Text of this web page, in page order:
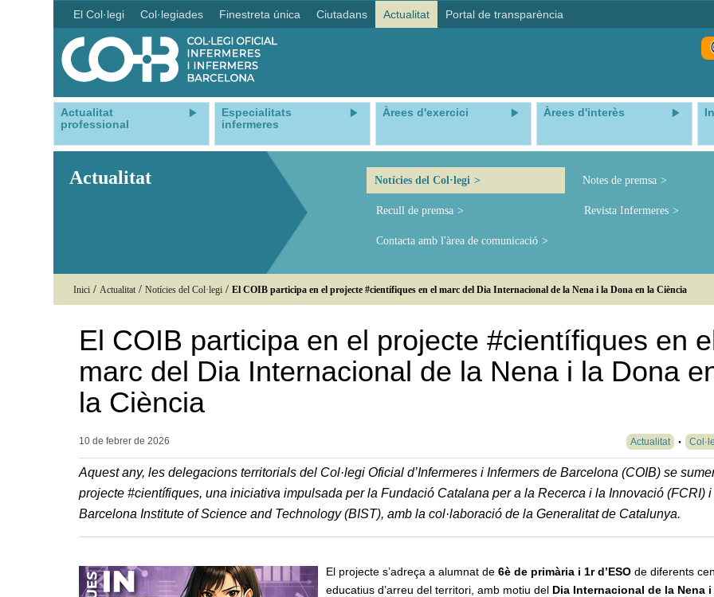
El Col·legi Col·legiades Finestreta única Ciutadans Actualitat Portal de transparència
Actualitat
professional
Especialitats
infermeres
Àrees d'exercici Àrees d'interès
Actualitat Notícies del Col·legi Notes de premsa
Recull de premsa Revista Infermeres
Contacta amb l'àrea de comunicació
Inici / Actualitat / Notícies del Col·legi / El COIB participa en el projecte #científiques en el marc del Dia Internacional de la Nena i la Dona en la Ciència
El COIB participa en el projecte #científiques en
marc del Dia Internacional de la Nena i la Dona
la Ciència
10 de febrer de 2026 Actualitat
Aquest any, les delegacions territorials del Col·legi Oficial d’Infermeres i Infermers de Barcelona (COIB) se
projecte #científiques, una iniciativa impulsada per la Fundació Catalana per a la Recerca i la Innovació (FCRI) i
Barcelona Institute of Science and Technology (BIST), amb la col·laboració de la Generalitat de Catalunya.
El projecte s’adreça a alumnat de 6è de primària i 1r d’ESO de diferents
educatius d’arreu del territori, amb motiu del Dia Internacional de la Nena i